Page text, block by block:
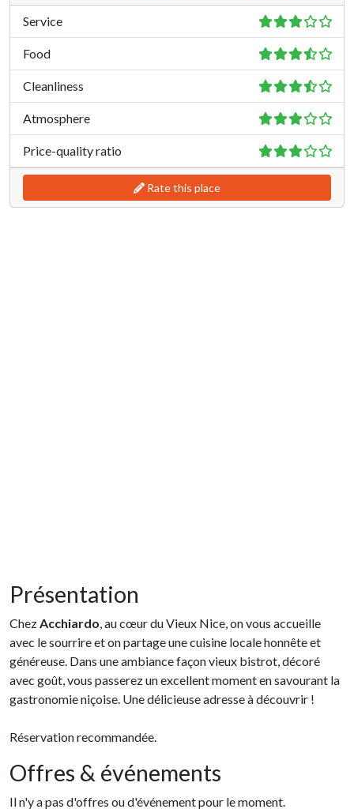
Service
Food
Cleanliness
Atmosphere
Price-quality ratio
Rate this place
Présentation
ChezAcchiardo, au cœur du Vieux Nice, on vous accueille
avec le sourrire et on partage une cuisine locale honnête et
généreuse. Dans une ambiance façon vieux bistrot, décoré
avec goût, vous passerez un excellent moment en savourant la
gastronomie niçoise. Une délicieuse adresse à découvrir !
Réservation recommandée.
Offres & événements
Il n'y a pas d'offres ou d'événement pour le moment.